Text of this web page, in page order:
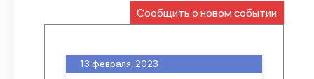
API
Политика конфиденциальности
Сообщить о новом событии
13 февраля, 2023